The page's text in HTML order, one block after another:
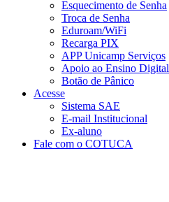
Esquecimento de Senha
Troca de Senha
Eduroam/WiFi
Recarga PIX
APP Unicamp Serviços
Apoio ao Ensino Digital
Botão de Pânico
Acesse
Sistema SAE
E-mail Institucional
Ex-aluno
Fale com o COTUCA